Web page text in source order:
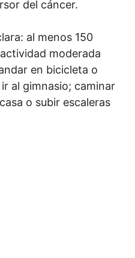
del cáncer.
al menos 150
moderada
en bicicleta o
al gimnasio; caminar
o subir escaleras